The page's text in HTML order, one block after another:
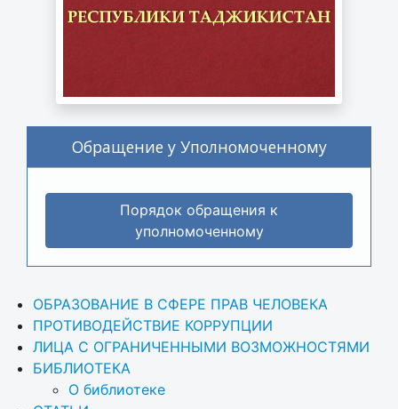
Обращение у Уполномоченному
Порядок обращения к
уполномоченному
ОБРАЗОВАНИЕ В СФЕРЕ ПРАВ ЧЕЛОВЕКА
ПРОТИВОДЕЙСТВИЕ КОРРУПЦИИ
ЛИЦА С ОГРАНИЧЕННЫМИ ВОЗМОЖНОСТЯМИ
БИБЛИОТЕКА
О библиотеке